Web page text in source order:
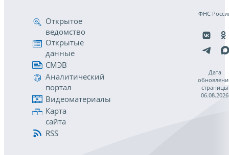
Открытое
ведомство
Открытые
данные
СМЭВ
Аналитический
портал
Видеоматериалы
Карта
сайта
RSS
ФНС
Дата
страницы
06.08.2026